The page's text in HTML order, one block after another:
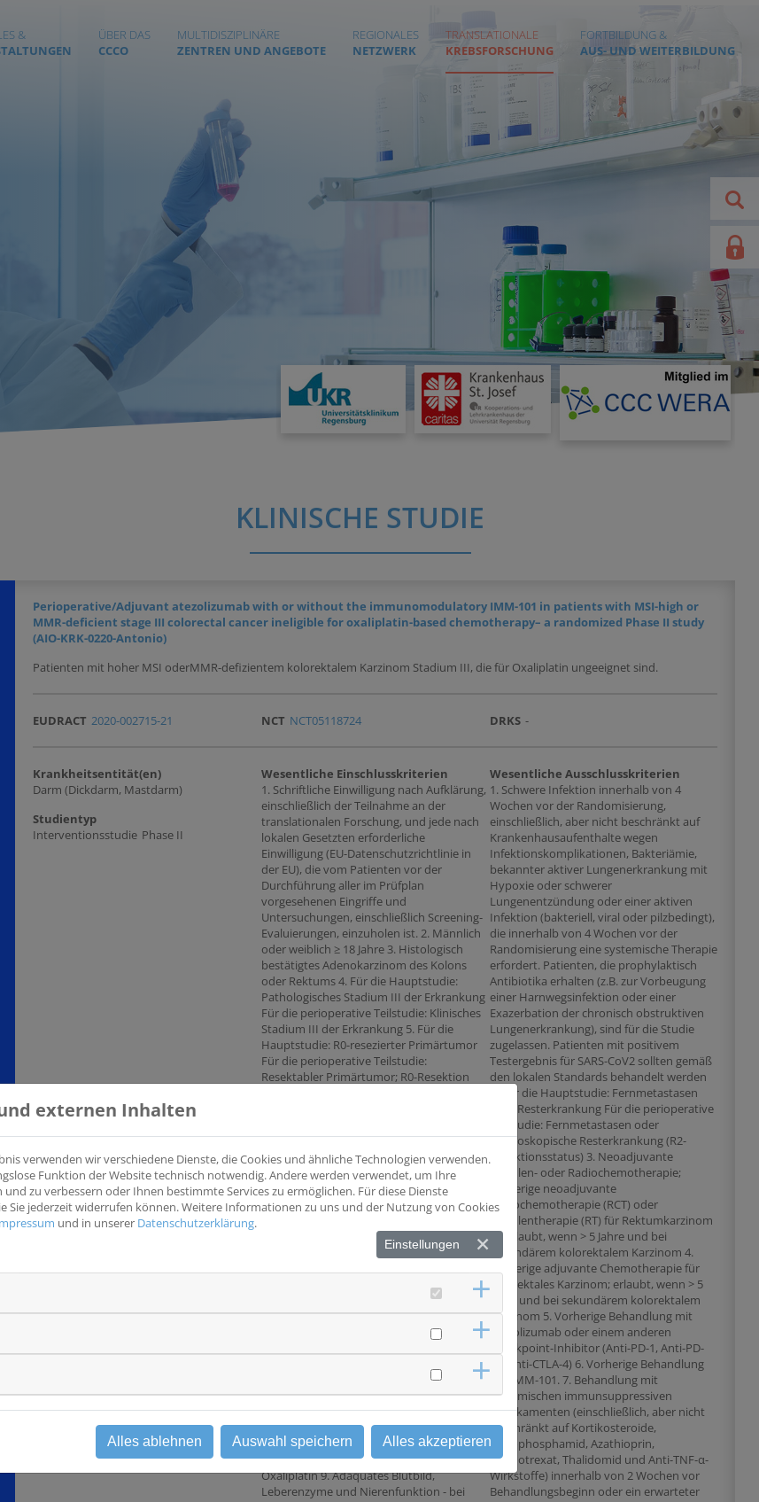
&
ÜBER DAS
CCCO
MULTIDISZIPLINÄRE
ZENTREN UND ANGEBOTE
REGIONALES
NETZWERK
TRANSLATIONALE
KREBSFORSCHUNG
FORTBILDUNG &
AUS- UND WEITERBILDUNG
KLINISCHE STUDIE
Perioperative/Adjuvant atezolizumab with or without the immunomodulatory IMM-101 in patients with MSI-high or
MMR-deficient stage III colorectal cancer ineligible for oxaliplatin-based chemotherapy– a randomized Phase II study
(AIO-KRK-0220-Antonio)
Patienten mit hoher MSI oderMMR-defizientem kolorektalem Karzinom Stadium III, die für Oxaliplatin ungeeignet sind.
EUDRACT 2020-002715-21 NCT NCT05118724 DRKS -
Krankheitsentität(en)
Darm (Dickdarm, Mastdarm)
Studientyp
Interventionsstudie Phase II
Wesentliche Einschlusskriterien
1. Schriftliche Einwilligung nach Aufklärung,
einschließlich der Teilnahme an der
translationalen Forschung, und jede nach
lokalen Gesetzten erforderliche
Einwilligung (EU-Datenschutzrichtlinie in
der EU), die vom Patienten vor der
Durchführung aller im Prüfplan
vorgesehenen Eingriffe und
Untersuchungen, einschließlich Screening-
Evaluierungen, einzuholen ist. 2. Männlich
oder weiblich ≥ 18 Jahre 3. Histologisch
bestätigtes Adenokarzinom des Kolons
oder Rektums 4. Für die Hauptstudie:
Pathologisches Stadium III der Erkrankung
Für die perioperative Teilstudie: Klinisches
Stadium III der Erkrankung 5. Für die
Hauptstudie: R0-resezierter Primärtumor
Für die perioperative Teilstudie:
Resektabler Primärtumor; R0-Resektion
defizient (dMMR) Für die Hauptstudie:
bewertet aus Biopsie oder aus reseziertem
Tumorgewebe Für die perioperative
Teilstudie: bewertet aus Biopsie 7. ECOG-
Status 0 - 2 8. Ungeeignet für eine
Chemotherapie oder Ablehnung einer
Oxaliplatin-basierten adjuvanten
Kriterien für die Untauglichkeit von
Oxaliplatin sind: - Alter ≥70 - Periphere
sensorische Neuropathie > Grad 1 - QT-
Intervall-Verlängerung oder gleichzeitige
(glomeruläre Filtrationsrate < 60 mL/min) -
Suboptimal eingestellter Diabetes mellitus
(HbA1C > 6,5%) mit dem Risiko einer
Verschlimmerung bei Kortikoid-
Prämedikation für eine Chemotherapie mit
Oxaliplatin 9. Adäquates Blutbild,
Leberenzyme und Nierenfunktion - bei
Wesentliche Ausschlusskriterien
1. Schwere Infektion innerhalb von 4
Wochen vor der Randomisierung,
einschließlich, aber nicht beschränkt auf
Krankenhausaufenthalte wegen
Infektionskomplikationen, Bakteriämie,
bekannter aktiver Lungenerkrankung mit
Hypoxie oder schwerer
Lungenentzündung oder einer aktiven
Infektion (bakteriell, viral oder pilzbedingt),
die innerhalb von 4 Wochen vor der
Randomisierung eine systemische Therapie
erfordert. Patienten, die prophylaktisch
Antibiotika erhalten (z.B. zur Vorbeugung
einer Harnwegsinfektion oder einer
Exazerbation der chronisch obstruktiven
Lungenerkrankung), sind für die Studie
zugelassen. Patienten mit positivem
Testergebnis für SARS-CoV2 sollten gemäß
den lokalen Standards behandelt werden
2. Für die Hauptstudie: Fernmetastasen
oder Resterkrankung Für die perioperative
Teilstudie: Fernmetastasen oder
makroskopische Resterkrankung (R2-
Resektionsstatus) 3. Neoadjuvante
Strahlen- oder Radiochemotherapie;
vorherige neoadjuvante
Radiochemotherapie (RCT) oder
Strahlentherapie (RT) für Rektumkarzinom
ist erlaubt, wenn > 5 Jahre und bei
sekundärem kolorektalem Karzinom 4.
Vorherige adjuvante Chemotherapie für
kolorektales Karzinom; erlaubt, wenn > 5
Jahre und bei sekundärem kolorektalem
Karzinom 5. Vorherige Behandlung mit
Atezolizumab oder einem anderen
Checkpoint-Inhibitor (Anti-PD-1, Anti-PD-
L1, Anti-CTLA-4) 6. Vorherige Behandlung
mit IMM-101. 7. Behandlung mit
systemischen immunsuppressiven
Medikamenten (einschließlich, aber nicht
beschränkt auf Kortikosteroide,
Cyclophosphamid, Azathioprin,
Methotrexat, Thalidomid und Anti-TNF-α-
Wirkstoffe) innerhalb von 2 Wochen vor
Behandlungsbeginn oder ein erwarteter
externen Inhalten
verwenden wir verschiedene Dienste, die Cookies und ähnliche Technologien verwenden.
Funktion der Website technisch notwendig. Andere werden verwendet, um Ihre
zu verbessern oder Ihnen bestimmte Services zu ermöglichen. Für diese Dienste
Sie jederzeit widerrufen können. Weitere Informationen zu uns und der Nutzung von Cookies
und in unserer Datenschutzerklärung.
Einstellungen
Alles ablehnen Auswahl speichern Alles akzeptieren